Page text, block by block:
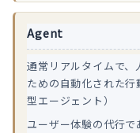
Agent
通常リアルタイムで、
ための自動化された
型エージェント）
ユーザー体験の代行